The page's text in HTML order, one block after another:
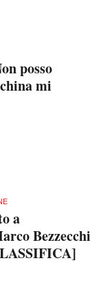
posso
mi
a
Bezzecchi